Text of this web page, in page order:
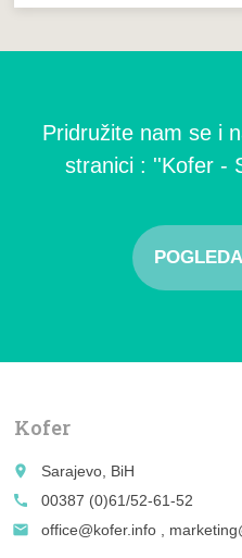
Pridružite nam se i
stranici : ''Kofer -
Kofer
place
Sarajevo, BiH
call
00387 (0)61/52-61-52
email
office@kofer.info ,